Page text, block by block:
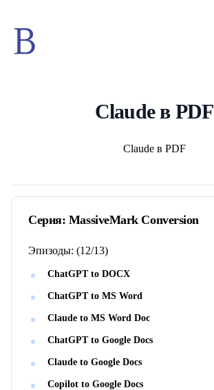
Claude в PDF
Claude в PDF
Серия: MassiveMark Conversion
Эпизоды: (12/13)
ChatGPT to DOCX
ChatGPT to MS Word
Claude to MS Word Doc
ChatGPT to Google Docs
Claude to Google Docs
Copilot to Google Docs